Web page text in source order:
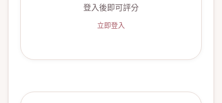
登入後即可評分
立即登入